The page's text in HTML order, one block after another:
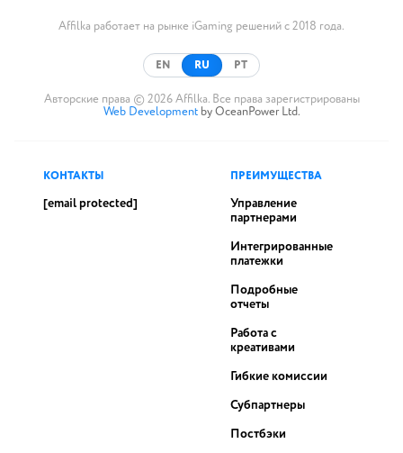
Affilka работает на рынке iGaming решений с 2018 года.
EN RU PT
Авторские права © 2026 Affilka. Все права зарегистрированы
Web Development by OceanPower Ltd.
КОНТАКТЫ
[email protected]
ПРЕИМУЩЕСТВА
Управление
партнерами
Интегрированные
платежки
Подробные
отчеты
Работа с
креативами
Гибкие комиссии
Субпартнеры
Постбэки